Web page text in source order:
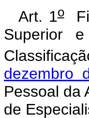
Art. 1o
Superior
dezembro
Pessoal da
de